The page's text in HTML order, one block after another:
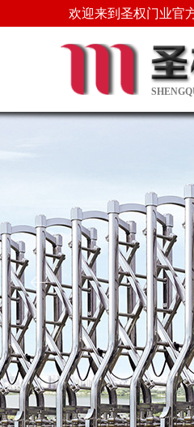
ꂃ
欢迎来到圣权门业官